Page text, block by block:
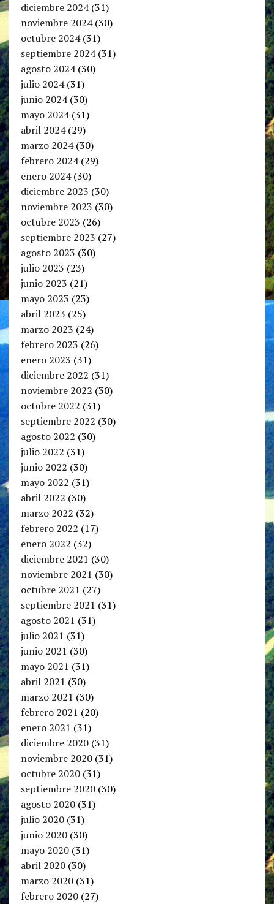
diciembre 2024(31)
noviembre 2024(30)
octubre 2024(31)
septiembre 2024(31)
agosto 2024(30)
julio 2024(31)
junio 2024(30)
mayo 2024(31)
abril 2024(29)
marzo 2024(30)
febrero 2024(29)
enero 2024(30)
diciembre 2023 (30)
noviembre 2023 (30)
octubre 2023 (26)
septiembre 2023 (27)
agosto 2023 (30)
julio 2023 (23)
junio 2023 (21)
mayo 2023 (23)
abril 2023 (25)
marzo 2023 (24)
febrero 2023 (26)
enero 2023 (31)
diciembre 2022 (31)
noviembre 2022 (30)
octubre 2022 (31)
septiembre 2022 (30)
agosto 2022 (30)
julio 2022 (31)
junio 2022 (30)
mayo 2022 (31)
abril 2022 (30)
marzo 2022 (32)
febrero 2022 (17)
enero 2022 (32)
diciembre 2021 (30)
noviembre 2021 (30)
octubre 2021 (27)
septiembre 2021 (31)
agosto 2021 (31)
julio 2021 (31)
junio 2021 (30)
mayo 2021 (31)
abril 2021 (30)
marzo 2021 (30)
febrero 2021 (20)
enero 2021 (31)
diciembre 2020(31)
noviembre 2020(31)
octubre 2020(31)
septiembre 2020(30)
agosto 2020(31)
julio 2020(31)
junio 2020(30)
mayo 2020(31)
abril 2020(30)
marzo 2020(31)
febrero 2020(27)